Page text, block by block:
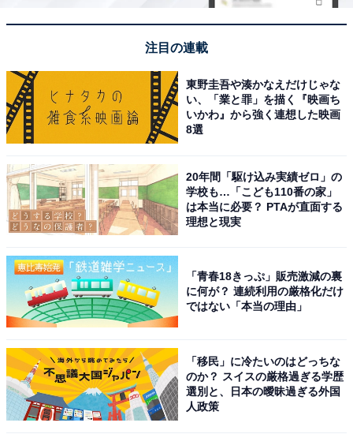
京都府は、桜と歴史的建造物の調和が美しいことで有名
です。清水寺、円山公園、平安神宮、嵐山など、伝統あ
る街並みと桜が織りなす情景は、国内外から高い評価を
受けています。しだれ桜や山桜など多種多様な桜が楽し
める点も魅力で、早咲きから遅咲きまで長く楽しめるの
も特長です。
回答者からは「桜が綺麗なところは沢山あるが、京都に
は鴨川堤防沿い、高野川堤防沿い、琵琶湖疎水沿いなど
の桜並木や、嵐山や円山公園、御室仁和寺、醍醐寺など
など、数多くの桜の名所ごある」（60代男性／大阪
合ってより情緒あふれるから」（50代女性／東京都）、
「歴史的な寺院や庭園と桜のコラボレーションが美し
く、風情のある景色が楽しめます。特に哲学の道や円山
たくなるほど魅力的です」（20代男性／静岡県）といっ
た声が集まりました。
注目の連載
東野圭吾や湊かなえだけじゃな
い、「業と罪」を描く『映画ち
いかわ』から強く連想した映画
8選
20年間「駆け込み実績ゼロ」の
学校も…「こども110番の家」
は本当に必要？ PTAが直面する
理想と現実
「青春18きっぷ」販売激減の裏
に何が？ 連続利用の厳格化だけ
ではない「本当の理由」
「移民」に冷たいのはどっちな
のか？ スイスの厳格過ぎる学歴
選別と、日本の曖昧過ぎる外国
人政策